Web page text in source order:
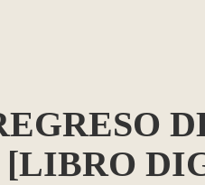
[LIBRO